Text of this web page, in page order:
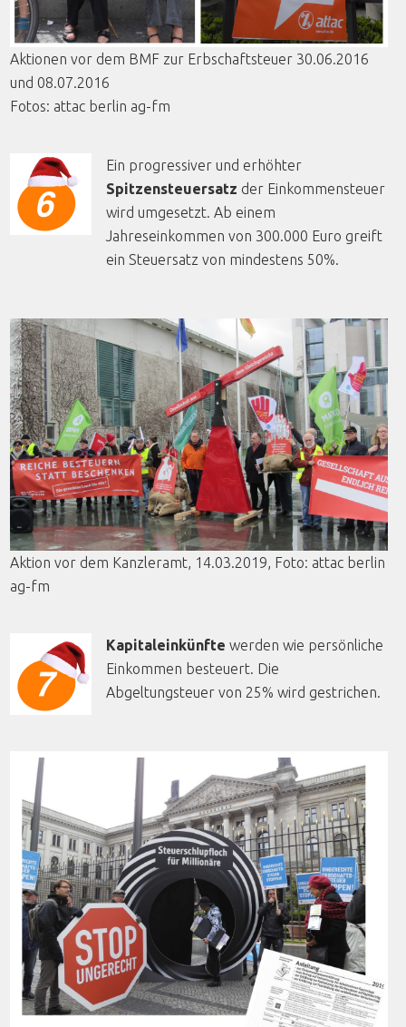
Aktionen vor dem BMF zur Erbschaftsteuer 30.06.2016
und 08.07.2016
Fotos: attac berlin ag-fm
Ein progressiver und erhöhter
Spitzensteuersatz der Einkommensteuer
wird umgesetzt. Ab einem
Jahreseinkommen von 300.000 Euro greift
ein Steuersatz von mindestens 50%.
Aktion vor dem Kanzleramt, 14.03.2019, Foto: attac berlin
ag-fm
Kapitaleinkünftewerden wie persönliche
Einkommen besteuert. Die
Abgeltungsteuer von 25% wird gestrichen.